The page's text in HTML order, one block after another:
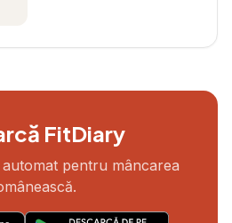
FitDiary
pentru mâncarea